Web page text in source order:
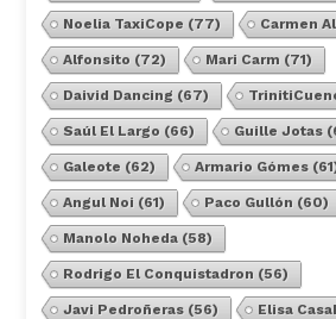
Noelia TaxiCope (77) Carmen
Alfonsito (72) Mari Carm (71)
Daivid Dancing (67)
Saúl El Largo (66) Guille Jotas
Galeote (62) Armario Gómes
Angul Noi (61) Paco Gullón (60)
Manolo Noheda(58)
Rodrigo El Conquistadron (56)
Javi Pedroñeras(56) Elisa